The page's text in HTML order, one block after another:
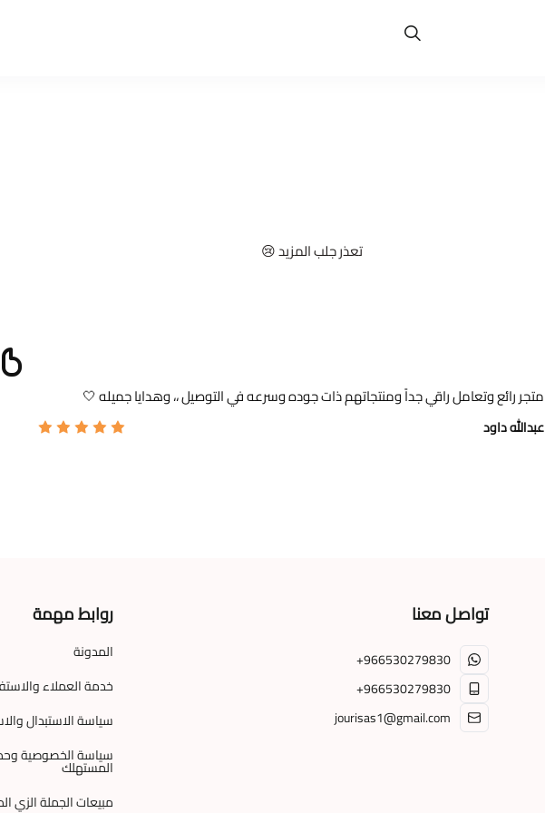
تعذر جلب المزيد 😢
متجر رائع وتعامل راقي جداً ومنتجاتهم ذات جوده وسرعه في التوصيل ،، وهدايا جميله 🤍
عبدالله داود
تواصل معنا
+966530279830
+966530279830
jourisas1@gmail.com
روابط مهمة
المدونة
خدمة العملاء
سياسة الاستبدال
سياسة الخصوصية
المستهلك
مبيعات الجملة الزي